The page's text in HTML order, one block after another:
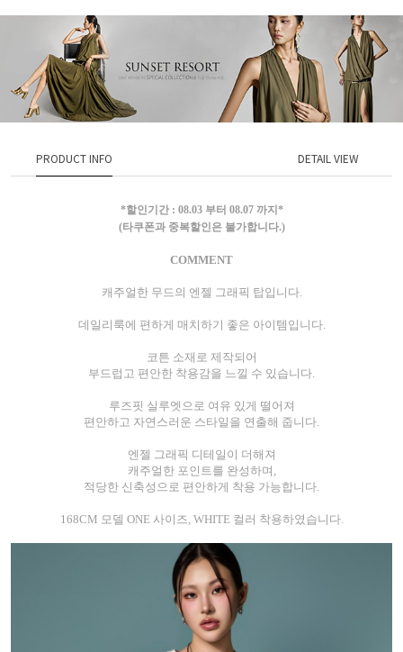
PRODUCT INFO DETAIL VIEW
*할인기간 : 08.03 부터 08.07 까지*
(타쿠폰과 중복할인은 불가합니다.)
COMMENT
캐주얼한 무드의 엔젤 그래픽 탑입니다.
데일리룩에 편하게 매치하기 좋은 아이템입니다.
코튼 소재로 제작되어
부드럽고 편안한 착용감을 느낄 수 있습니다.
루즈핏 실루엣으로 여유 있게 떨어져
편안하고 자연스러운 스타일을 연출해 줍니다.
엔젤 그래픽 디테일이 더해져
캐주얼한 포인트를 완성하며,
적당한 신축성으로 편안하게 착용 가능합니다.
168CM 모델 ONE 사이즈, WHITE 컬러 착용하였습니다.